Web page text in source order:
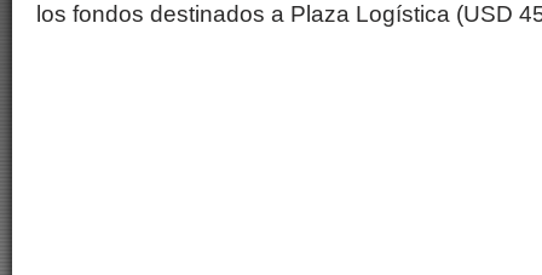
los fondos destinados a Plaza Logística (USD